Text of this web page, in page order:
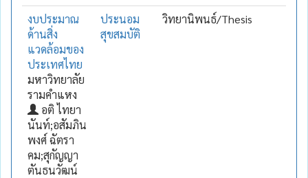
งบประมาณ
ด้านสิ่ง
แวดล้อมของ
ประเทศไทย
มหาวิทยาลัย
รามคำแหง
อติ ไทยา
นันท์;อสัมภิน
พงศ์ ฉัตรา
คม;สุกัญญา
ตันธนวัฒน์
ประนอม
สุขสมบัติ
วิทยานิพนธ์/Thesis